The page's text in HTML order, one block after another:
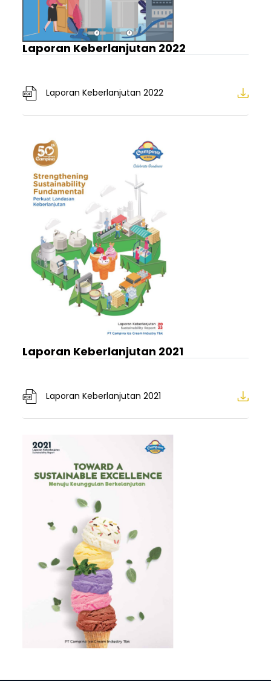
Laporan Keberlanjutan 2022
Laporan Keberlanjutan 2022
Laporan Keberlanjutan 2021
Laporan Keberlanjutan 2021